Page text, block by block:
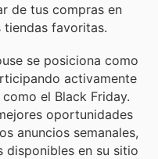
de tus compras en
favoritas.
se posiciona como
activamente
el Black Friday.
oportunidades
anuncios semanales,
en su sitio